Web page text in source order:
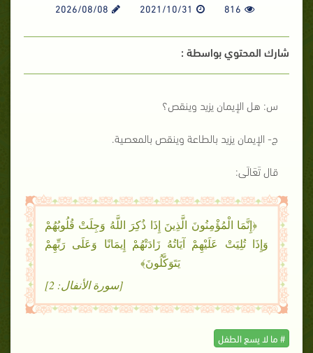
816
2021/10/31
2026/08/08
شارك المحتوي بواسطة :
س: هل الإيمان يزيد وينقص؟
ج- الإيمان يزيد بالطاعة وينقص بالمعصية.
قال تَعَالَى:
﴿إِنَّمَا الْمُؤْمِنُونَ الَّذِينَ إِذَا ذُكِرَ اللَّهُ وَجِلَتْ قُلُوبُهُمْ
وَإِذَا تُلِيَتْ عَلَيْهِمْ آيَاتُهُ زَادَتْهُمْ إِيمَانًا وَعَلَى رَبِّهِمْ
يَتَوَكَّلُونَ﴾
[سورة الأنفال: 2]
# ما لا يسع الطفل